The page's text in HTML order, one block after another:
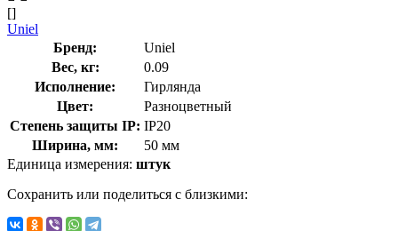
[]
Uniel
Бренд:
Uniel
Вес, кг:
0.09
Исполнение:
Гирлянда
Цвет:
Разноцветный
Степень защиты IP: IP20
Ширина, мм:
50 мм
Единица измерения: штук
Сохранить или поделиться с близкими: